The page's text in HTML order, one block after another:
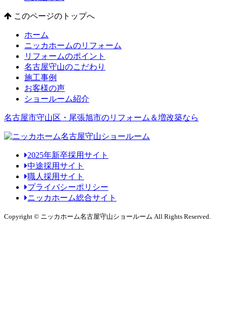
このページのトップへ
ホーム
ニッカホームのリフォーム
リフォームのポイント
名古屋守山のこだわり
施工事例
お客様の声
ショールーム紹介
名古屋市守山区・尾張旭市のリフォーム＆増改築なら
2025年新卒採用サイト
中途採用サイト
職人採用サイト
プライバシーポリシー
ニッカホーム総合サイト
Copyright © ニッカホーム名古屋守山ショールーム All Rights Reserved.